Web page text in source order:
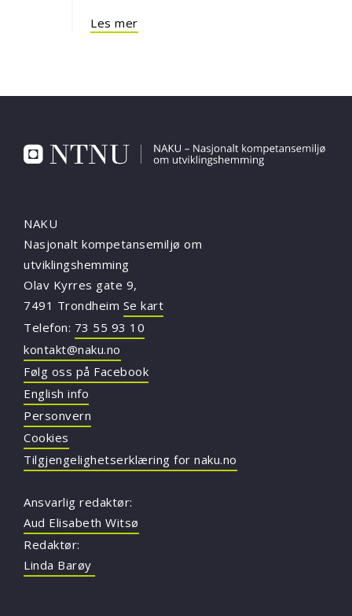
Les mer
NAKU
Nasjonalt kompetansemiljø om
utviklingshemming
Olav Kyrres gate 9,
7491 Trondheim Se kart
Telefon: 73 55 93 10
kontakt@naku.no
Følg oss på Facebook
English info
Personvern
Cookies
Tilgjengelighetserklæring for naku.no
Ansvarlig redaktør:
Aud Elisabeth Witsø
Redaktør:
Linda Barøy